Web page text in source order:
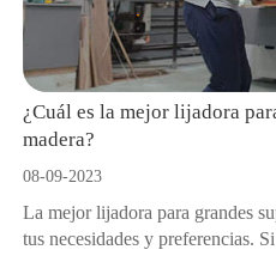
¿Cuál es la mejor lijadora
madera?
08-09-2023
La mejor lijadora para grandes
tus necesidades y preferencias.